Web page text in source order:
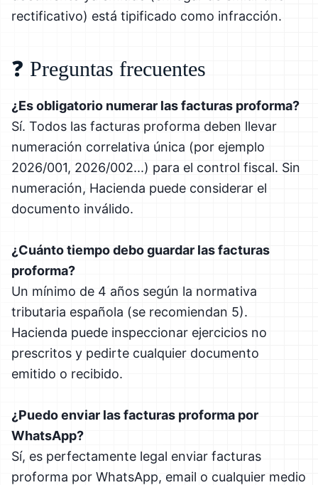
rectificativo) está tipificado como infracción.
❓ Preguntas frecuentes
¿Es obligatorio numerar las facturas proforma?
Sí. Todos las facturas proforma deben llevar
numeración correlativa única (por ejemplo
2026/001, 2026/002...) para el control fiscal. Sin
numeración, Hacienda puede considerar el
documento inválido.
¿Cuánto tiempo debo guardar las facturas
proforma?
Un mínimo de 4 años según la normativa
tributaria española (se recomiendan 5).
Hacienda puede inspeccionar ejercicios no
prescritos y pedirte cualquier documento
emitido o recibido.
¿Puedo enviar las facturas proforma por
WhatsApp?
Sí, es perfectamente legal enviar facturas
proforma por WhatsApp, email o cualquier medio